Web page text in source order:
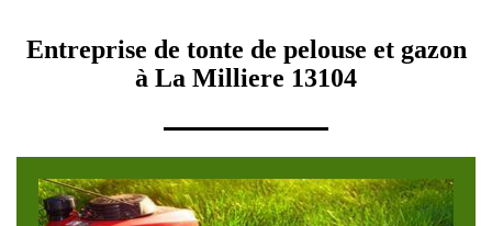
Entreprise de tonte de pelouse et gazon
à La Milliere 13104